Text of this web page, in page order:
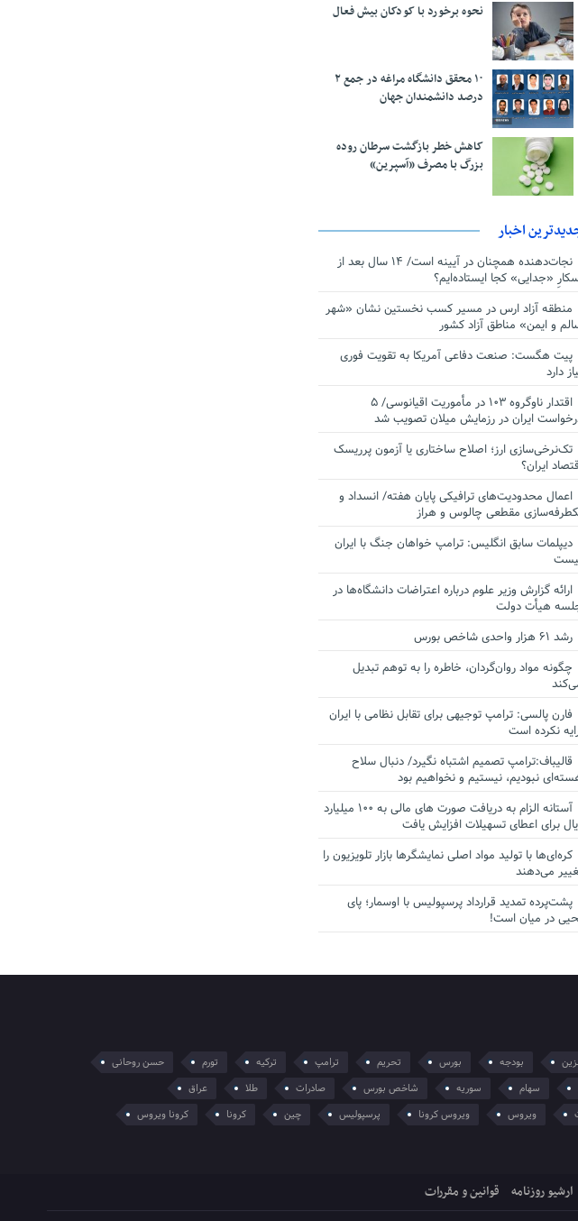
نحوه برخورد با کودکان بیش فعال
۱۰ محقق دانشگاه مراغه در جمع ۲
درصد دانشمندان جهان
کاهش خطر بازگشت سرطان روده
بزرگ با مصرف «آسپرین»
اخبار
نجات‌دهنده‌ همچنان در آیینه است/ ۱۴ سال بعد از
«جدایی» کجا ایستاده‌ایم؟
منطقه آزاد ارس در مسیر کسب نخستین نشان «شهر
و ایمن» مناطق آزاد کشور
پیت هگست: صنعت دفاعی آمریکا به تقویت فوری
دارد
اقتدار ناوگروه ۱۰۳ در مأموریت‌ اقیانوسی/ ۵
ایران در رزمایش میلان تصویب شد
تک‌نرخی‌سازی ارز؛ اصلاح ساختاری یا آزمون پرریسک
ایران؟
اعمال محدودیت‌های ترافیکی پایان هفته/ انسداد و
مقطعی چالوس و هراز
دیپلمات سابق انگلیس:‌ ترامپ خواهان جنگ با ایران
ارائه گزارش وزیر علوم درباره اعتراضات دانشگاه‌ها در
هیأت دولت
رشد ۶۱ هزار واحدی شاخص بورس
چگونه مواد روان‌گردان، خاطره را به توهم تبدیل
فارن پالسی: ترامپ توجیهی برای تقابل نظامی با ایران
نکرده است
قالیباف:ترامپ تصمیم اشتباه نگیرد/ دنبال سلاح
نبودیم، نیستیم و نخواهیم بود
آستانه الزام به دریافت صورت های مالی به ۱۰۰ میلیارد
برای اعطای تسهیلات افزایش یافت
کره‌ای‌ها با تولید مواد اصلی نمایشگرها بازار تلویزیون را
می‌دهند
پشت‌پرده تمدید قرارداد پرسپولیس با اوسمار؛ پای
در میان است!
بودجه بورس تحریم ترامپ ترکیه تورم
حسن روحانی
سهام سوریه شاخص بورس صادرات طلا
عراق
ویروس ویروس کرونا پرسپولیس چین کرونا
کرونا ویروس
ارشیو روزنامه قوانین و مقررات